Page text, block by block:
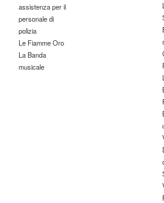
assistenza per il
personale di
polizia
Le Fiamme Oro
La Banda
musicale